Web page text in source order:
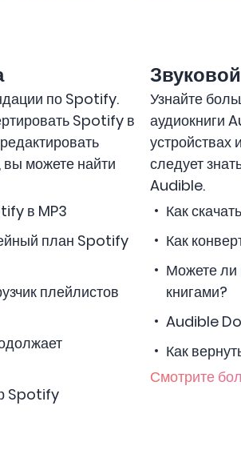
по Spotify.
Spotify в
можете найти
в MP3
план Spotify
плейлистов
Spotify
Звуковой
Узнайте
аудиокниги
устройствах
следует
Audible.
Как
Как
Можете ли
книгами?
Audible
Как
Смотрите